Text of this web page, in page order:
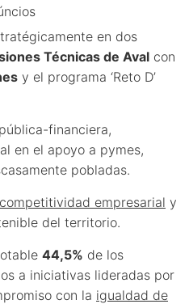
en dos
Técnicas de Aval con
y el programa ‘Reto D’
financiera,
en el apoyo a pymes,
pobladas.
empresarial y
del territorio.
44,5% de los
a iniciativas lideradas por
con la igualdad de